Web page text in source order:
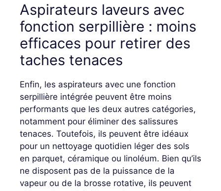
Aspirateurs laveurs avec
fonction serpillière : moins
efficaces pour retirer des
taches tenaces
Enfin, les aspirateurs avec une fonction
serpillière intégrée peuvent être moins
performants que les deux autres catégories,
notamment pour éliminer des salissures
tenaces. Toutefois, ils peuvent être idéaux
pour un nettoyage quotidien léger des sols
en parquet, céramique ou linoléum. Bien qu’ils
ne disposent pas de la puissance de la
vapeur ou de la brosse rotative, ils peuvent